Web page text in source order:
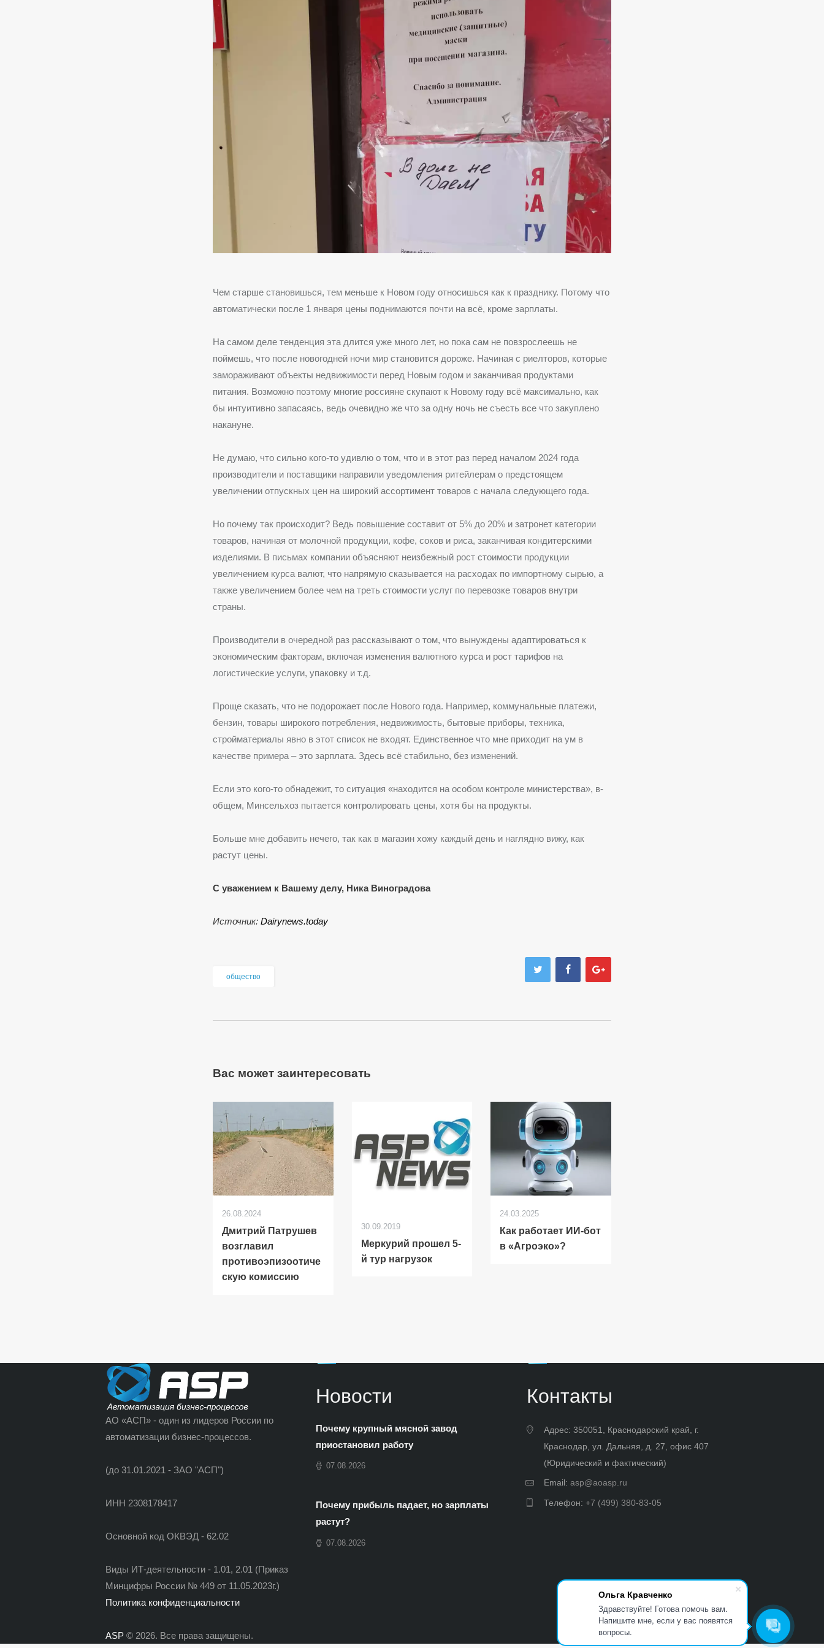
Ольга Кравченко
Здравствуйте! Готова помочь вам.
Напишите мне, если у вас появятся
вопросы.
Чем старше становишься, тем меньше к Новом году относишься как к празднику. Потому что
автоматически после 1 января цены поднимаются почти на всё, кроме зарплаты.
На самом деле тенденция эта длится уже много лет, но пока сам не повзрослеешь не
поймешь, что после новогодней ночи мир становится дороже. Начиная с риелторов, которые
замораживают объекты недвижимости перед Новым годом и заканчивая продуктами
питания. Возможно поэтому многие россияне скупают к Новому году всё максимально, как
бы интуитивно запасаясь, ведь очевидно же что за одну ночь не съесть все что закуплено
накануне.
Не думаю, что сильно кого-то удивлю о том, что и в этот раз перед началом 2024 года
производители и поставщики направили уведомления ритейлерам о предстоящем
увеличении отпускных цен на широкий ассортимент товаров с начала следующего года.
Но почему так происходит? Ведь повышение составит от 5% до 20% и затронет категории
товаров, начиная от молочной продукции, кофе, соков и риса, заканчивая кондитерскими
изделиями. В письмах компании объясняют неизбежный рост стоимости продукции
увеличением курса валют, что напрямую сказывается на расходах по импортному сырью, а
также увеличением более чем на треть стоимости услуг по перевозке товаров внутри
страны.
Производители в очередной раз рассказывают о том, что вынуждены адаптироваться к
экономическим факторам, включая изменения валютного курса и рост тарифов на
логистические услуги, упаковку и т.д.
Проще сказать, что не подорожает после Нового года. Например, коммунальные платежи,
бензин, товары широкого потребления, недвижимость, бытовые приборы, техника,
стройматериалы явно в этот список не входят. Единственное что мне приходит на ум в
качестве примера – это зарплата. Здесь всё стабильно, без изменений.
Если это кого-то обнадежит, то ситуация «находится на особом контроле министерства», в-
общем, Минсельхоз пытается контролировать цены, хотя бы на продукты.
Больше мне добавить нечего, так как в магазин хожу каждый день и наглядно вижу, как
растут цены.
С уважением к Вашему делу, Ника Виноградова
Источник: Dairynews.today
общество
Вас может заинтересовать
26.08.2024
Дмитрий Патрушев
возглавил
противоэпизоотиче
скую комиссию
30.09.2019
Меркурий прошел 5-
й тур нагрузок
24.03.2025
Как работает ИИ-бот
в «Агроэко»?
АО «АСП» - один из лидеров России по
автоматизации бизнес-процессов.
(до 31.01.2021 - ЗАО "АСП")
ИНН 2308178417
Основной код ОКВЭД - 62.02
Виды ИТ-деятельности - 1.01, 2.01 (Приказ
Минцифры России № 449 от 11.05.2023г.)
Новости
Почему крупный мясной завод
приостановил работу
07.08.2026
Почему прибыль падает, но зарплаты
растут?
07.08.2026
Контакты
Адрес: 350051, Краснодарский край, г.
Краснодар, ул. Дальняя, д. 27, офис 407
(Юридический и фактический)
Email: asp@aoasp.ru
Телефон: +7 (499) 380-83-05
Политика конфиденциальности
ASP © 2026. Все права защищены.